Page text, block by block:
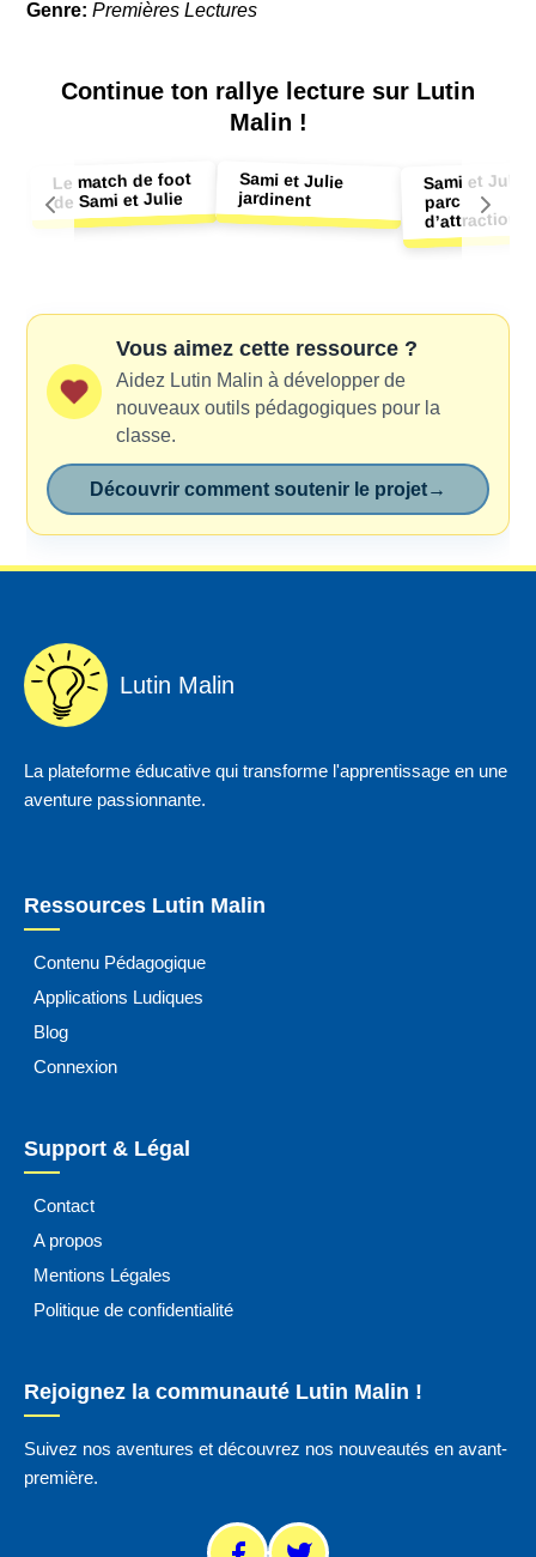
Genre:Premières Lectures
Continue ton rallye lecture sur Lutin
Malin !
Le match de foot
de Sami et Julie
Sami et Julie
jardinent
Sami et Julie
parc
d’attractions
Vous aimez cette ressource ?
Aidez Lutin Malin à développer de
nouveaux outils pédagogiques pour la
classe.
Découvrir comment soutenir le projet→
Lutin Malin
La plateforme éducative qui transforme l'apprentissage en une
aventure passionnante.
Ressources Lutin Malin
Contenu Pédagogique
Applications Ludiques
Blog
Connexion
Support & Légal
Contact
A propos
Mentions Légales
Politique de confidentialité
Rejoignez la communauté Lutin Malin !
Suivez nos aventures et découvrez nos nouveautés en avant-
première.